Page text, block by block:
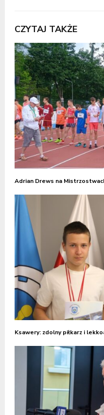
CZYTAJ TAKŻE
Adrian Drews na
Ksawery: zdolny piłkarz i